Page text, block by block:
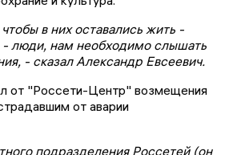
в них оставались жить -
- люди, нам необходимо слышать
- сказал Александр Евсеевич.
от "Россети-Центр" возмещения
от аварии
подразделения Россетей (он